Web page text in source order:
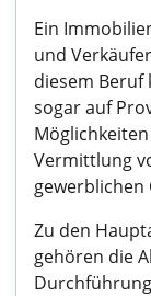
Ein
und
diesem Beruf
sogar auf
Vermittlung
gewerblichen
Zu den
gehören die